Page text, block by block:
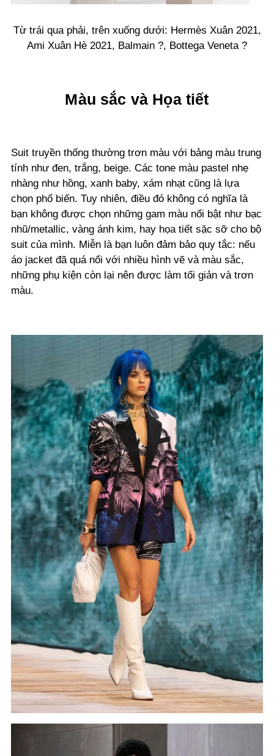
Từ trái qua phải, trên xuống dưới: Hermès Xuân 2021,
Ami Xuân Hè 2021, Balmain ?, Bottega Veneta ?
Màu sắc và Họa tiết
Suit truyền thống thường trơn màu với bảng màu trung
tính như đen, trắng, beige. Các tone màu pastel nhẹ
nhàng như hồng, xanh baby, xám nhạt cũng là lựa
chọn phổ biến. Tuy nhiên, điều đó không có nghĩa là
bạn không được chọn những gam màu nổi bật như bạc
nhũ/metallic, vàng ánh kim, hay họa tiết sặc sỡ cho bộ
suit của mình. Miễn là bạn luôn đảm bảo quy tắc: nếu
áo jacket đã quá nổi với nhiều hình vẽ và màu sắc,
những phụ kiện còn lại nên được làm tối giản và trơn
màu.